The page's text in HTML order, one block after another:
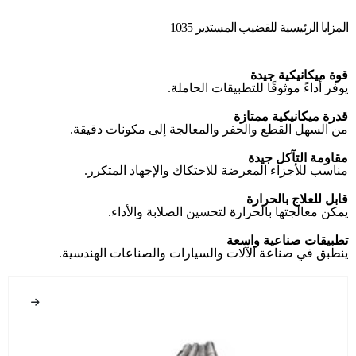
المزايا الرئيسية للقضيب المستدير 1035
قوة ميكانيكية جيدة
يوفر أداءً موثوقًا للتطبيقات الحاملة.
قدرة ميكانيكية ممتازة
من السهل القطع والحفر والمعالجة إلى مكونات دقيقة.
مقاومة التآكل جيدة
مناسب للأجزاء المعرضة للاحتكاك والإجهاد المتكرر.
قابل للعلاج بالحرارة
يمكن معالجتها بالحرارة لتحسين الصلابة والأداء.
تطبيقات صناعية واسعة
ينطبق في صناعة الآلات والسيارات والصناعات الهندسية.